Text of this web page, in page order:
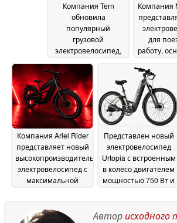
Компания Tern
обновила
популярный
грузовой
электровелосипед,
оснастив его
двигателем Bosch
Performance Line
Sport16 July 2026
Компания
для
работу,
хода 55
2026
Компания Ariel Rider
представляет новый
высокопроизводительный
электровелосипед с
максимальной
Представлен новый
электровелосипед
Urtopia с встроенным
в колесо двигателем
мощностью 750 Вт и
June 2026
Авторисходного